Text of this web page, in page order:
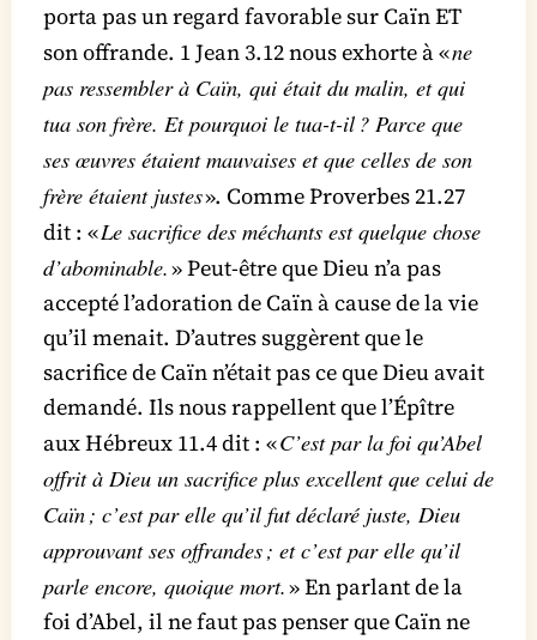
porta pas un regard favorable sur Caïn ET
son offrande. 1 Jean 3.12 nous exhorte à «ne
pas ressembler à Caïn, qui était du malin, et qui
tua son frère. Et pourquoi le tua-t-il ? Parce que
ses œuvres étaient mauvaises et que celles de son
frère étaient justes». Comme Proverbes 21.27
dit : «Le sacrifice des méchants est quelque chose
d’abominable.» Peut-être que Dieu n’a pas
accepté l’adoration de Caïn à cause de la vie
qu’il menait. D’autres suggèrent que le
sacrifice de Caïn n’était pas ce que Dieu avait
demandé. Ils nous rappellent que l’Épître
aux Hébreux 11.4 dit : «C’est par la foi qu’Abel
offrit à Dieu un sacrifice plus excellent que celui de
Caïn ; c’est par elle qu’il fut déclaré juste, Dieu
approuvant ses offrandes ; et c’est par elle qu’il
parle encore, quoique mort.» En parlant de la
foi d’Abel, il ne faut pas penser que Caïn ne